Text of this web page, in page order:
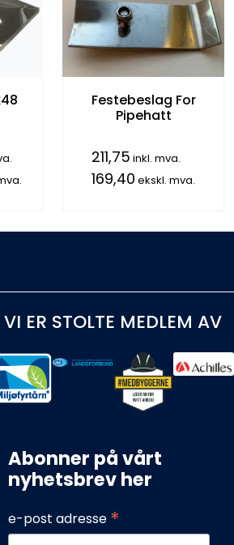
Festebeslag For
Pipehatt
211,75 inkl. mva.
169,40 ekskl. mva.
VI ER STOLTE MEDLEM AV
Abonner på vårt
nyhetsbrev her
e-post adresse *